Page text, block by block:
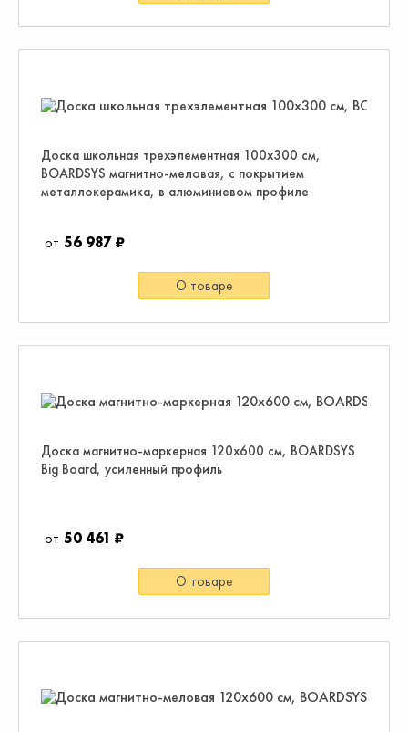
Доска школьная трехэлементная 100х300 см,
BOARDSYS магнитно-меловая, с покрытием
металлокерамика, в алюминиевом профиле
56 987 ₽
О товаре
Доска магнитно-маркерная 120х600 см, BOARDSYS
Big Board, усиленный профиль
50 461 ₽
О товаре